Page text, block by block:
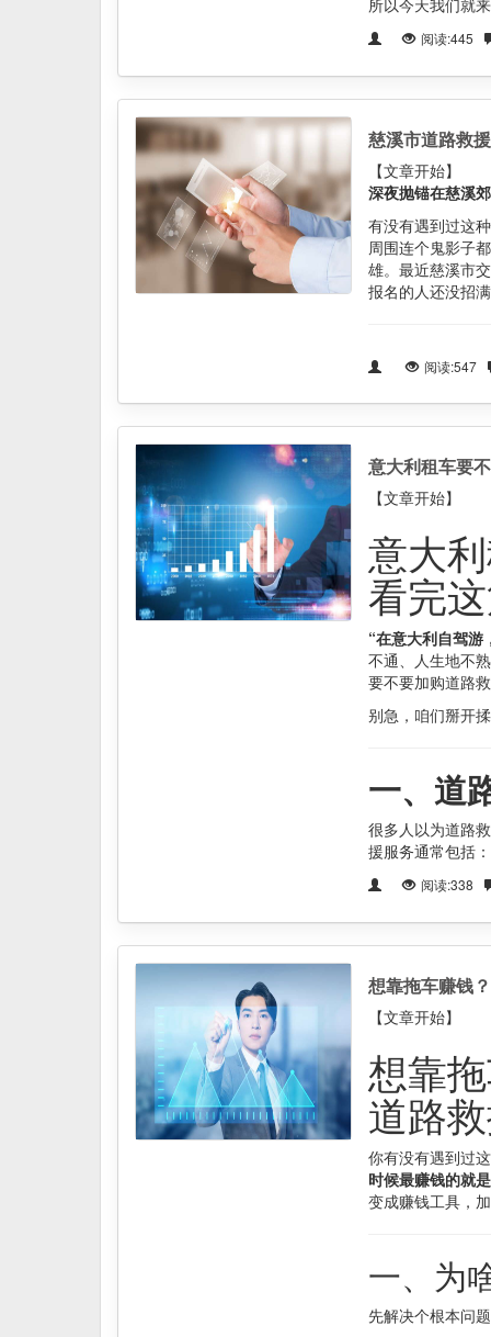
所以今天我们就
阅读:445
慈溪市道路救
【文章开始】
深夜抛锚在慈溪
有没有遇到过这
周围连个鬼影子
雄。最近慈溪市
报名的人还没招
阅读:547
意大利租车要
【文章开始】
意大
看完
“在意大利自驾游
不通、人生地不
要不要加购道路
别急，咱们掰开
一、道
很多人以为道路
援服务通常包括：
阅读:338
想靠拖车赚钱
【文章开始】
想靠
道路
你有没有遇到过
时候最赚钱的就
变成赚钱工具，
一、为
先解决个根本问